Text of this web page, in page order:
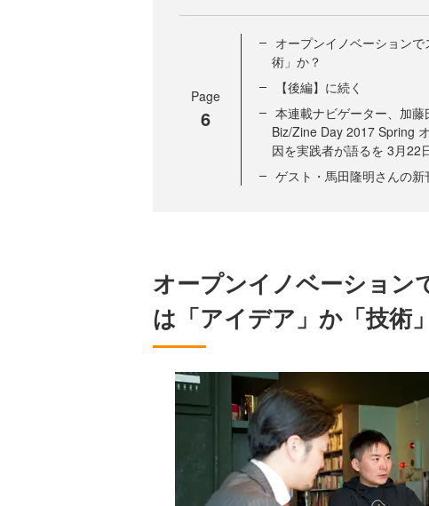
Page
6
オープンイノベーション
術」か？
【後編】に続く
本連載ナビゲーター、加
Biz/Zine Day 2017 Spring
因を実践者が語るを 3月22
ゲスト・馬田隆明さんの新
オープンイノベーション
は「アイデア」か「技術